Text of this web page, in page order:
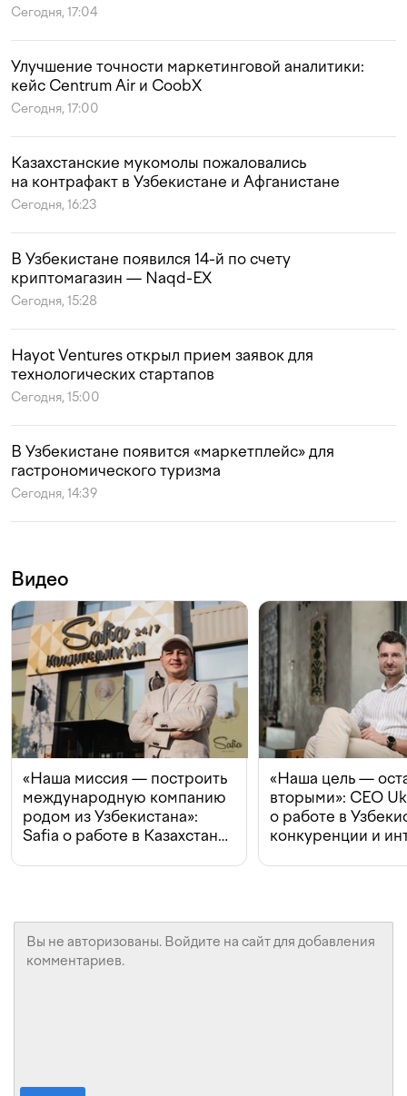
Сегодня, 17:04
Улучшение точности маркетинговой аналитики:
кейс Centrum Air и CoobX
Сегодня, 17:00
Казахстанские мукомолы пожаловались
на контрафакт в Узбекистане и Афганистане
Сегодня, 16:23
В Узбекистане появился 14-й по счету
криптомагазин — Naqd-EX
Сегодня, 15:28
Hayot Ventures открыл прием заявок для
технологических стартапов
Сегодня, 15:00
В Узбекистане появится «маркетплейс» для
гастрономического туризма
Сегодня, 14:39
Видео
«Наша миссия — построить
международную компанию
родом из Узбекистана»:
Safia о работе в Казахстане,
«Наша цель —
вторыми»: CEO
о работе в
конкуренции и